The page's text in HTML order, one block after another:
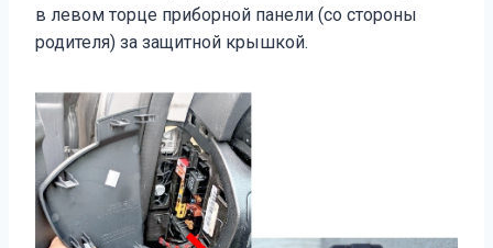
в левом торце приборной панели (со стороны
родителя) за защитной крышкой.